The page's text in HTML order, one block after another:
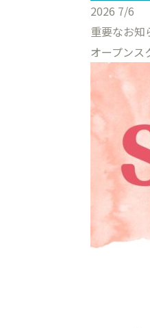
2026 7/6
重要なお知
オープン